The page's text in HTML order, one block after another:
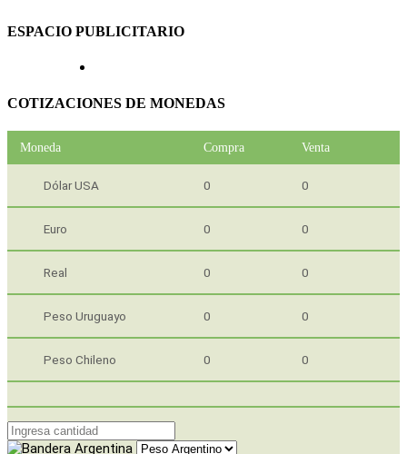
ESPACIO PUBLICITARIO
COTIZACIONES DE MONEDAS
Moneda Compra Venta
Dólar USA 0 0
Euro 0 0
Real 0 0
Peso Uruguayo 0 0
Peso Chileno 0 0